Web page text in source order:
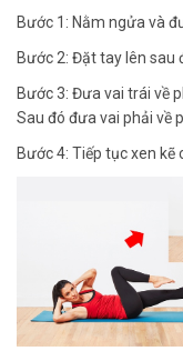
Bước 1: Nằm ngửa và
Bước 2: Đặt tay lên sau
Bước 3: Đưa vai trái về
Sau đó đưa vai phải về
Bước 4: Tiếp tục xen kẽ